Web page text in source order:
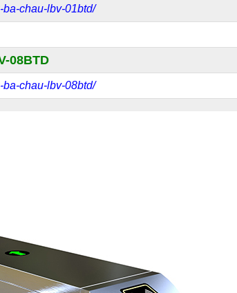
ba-chau-lbv-01btd/
08BTD
ba-chau-lbv-08btd/